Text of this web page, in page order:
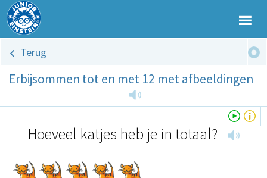
Terug
Erbijsommen tot en met 12 met afbeeldingen
Hoeveel katjes heb je in totaal?